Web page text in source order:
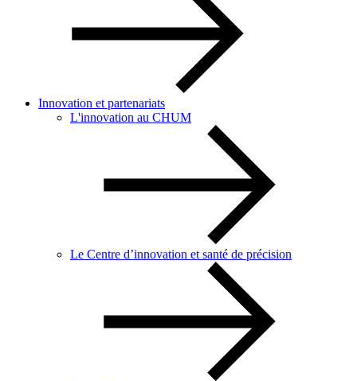
Innovation et partenariats
L'innovation au CHUM
Le Centre d’innovation et santé de précision